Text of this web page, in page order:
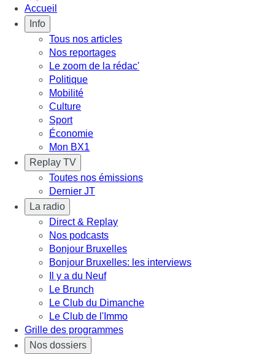
Accueil
Info
Tous nos articles
Nos reportages
Le zoom de la rédac'
Politique
Mobilité
Culture
Sport
Économie
Mon BX1
Replay TV
Toutes nos émissions
Dernier JT
La radio
Direct & Replay
Nos podcasts
Bonjour Bruxelles
Bonjour Bruxelles: les interviews
Il y a du Neuf
Le Brunch
Le Club du Dimanche
Le Club de l'Immo
Grille des programmes
Nos dossiers